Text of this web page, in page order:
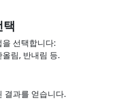
선택합니다:
림, 반내림 등.
결과를 얻습니다.